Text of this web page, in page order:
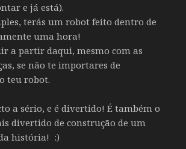
e já está).
terás um robot feito dentro de
uma hora!
a partir daqui, mesmo com as
se não te importares de
teu robot.
a sério, e é divertido! É também o
divertido de construção de um
história! :)